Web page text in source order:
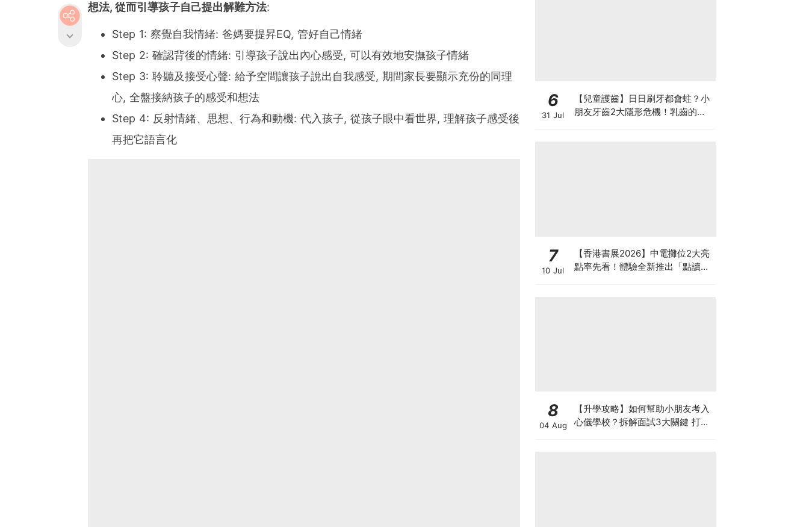
想法, 從而引導孩子自己提出解難方法:
Step 1: 察覺自我情緒: 爸媽要提昇EQ, 管好自己情緒
Step 2: 確認背後的情緒: 引導孩子說出內心感受, 可以有效地安撫孩子情緒
Step 3: 聆聽及接受心聲: 給予空間讓孩子說出自我感受, 期間家長要顯示充份的同理
心, 全盤接納孩子的感受和想法
Step 4: 反射情緒、思想、行為和動機: 代入孩子, 從孩子眼中看世界, 理解孩子感受後
再把它語言化
6
31 Jul
【兒童護齒】日日刷牙都會蛀？小
朋友牙齒2大隱形危機！乳齒的琺
7
10 Jul
【香港書展2026】中電攤位2大亮
點率先看！體驗全新推出「點讀故
8
04 Aug
【升學攻略】如何幫助小朋友考入
心儀學校？拆解面試3大關鍵 打好